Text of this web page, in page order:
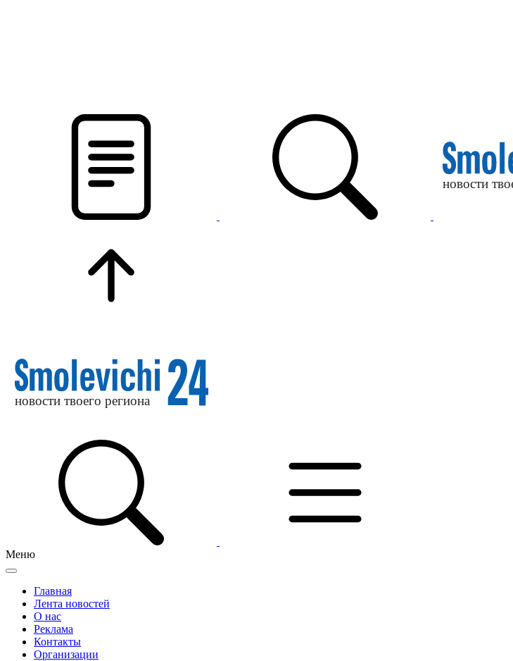
Меню
Главная
Лента новостей
О нас
Реклама
Контакты
Организации